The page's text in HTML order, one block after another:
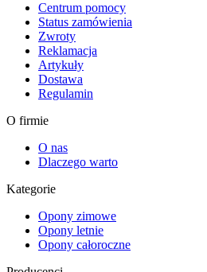
Centrum pomocy
Status zamówienia
Zwroty
Reklamacja
Artykuły
Dostawa
Regulamin
O firmie
O nas
Dlaczego warto
Kategorie
Opony zimowe
Opony letnie
Opony całoroczne